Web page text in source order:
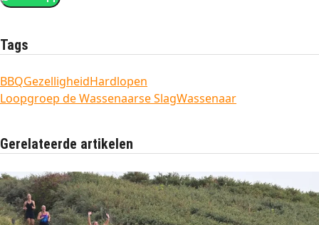
Tags
BBQGezelligheidHardlopen
Loopgroep de Wassenaarse SlagWassenaar
Gerelateerde artikelen